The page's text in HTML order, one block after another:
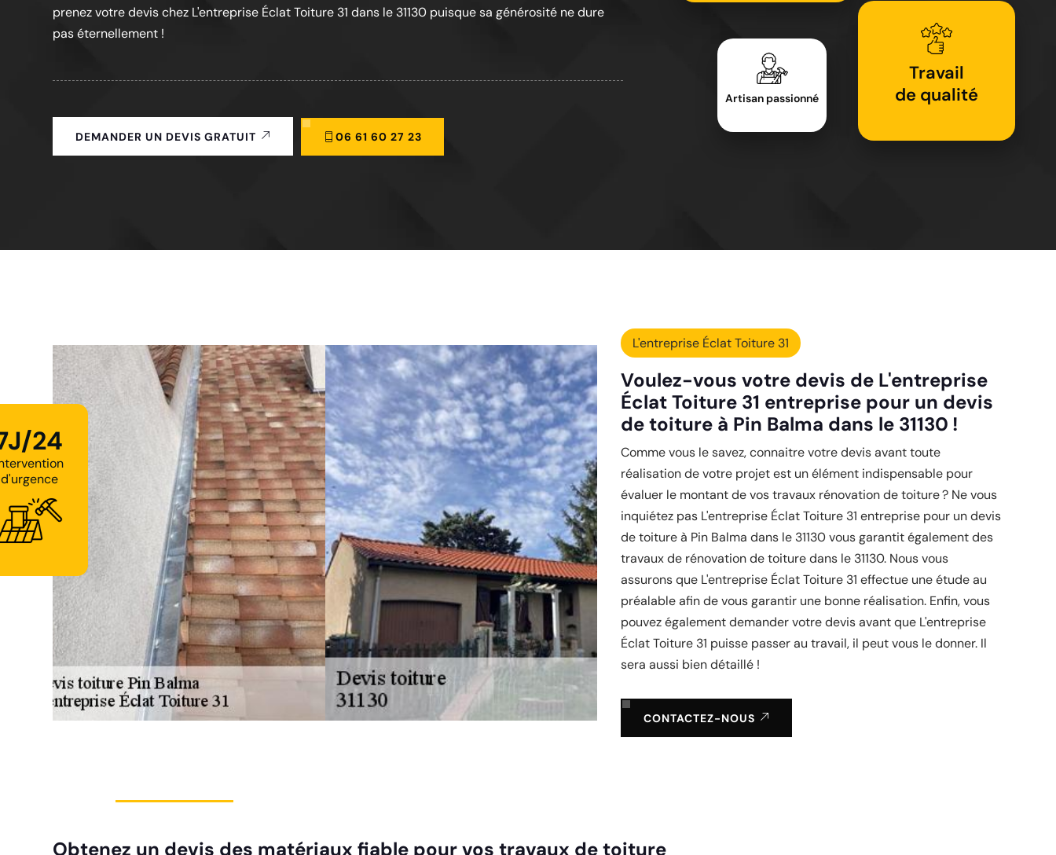
prenez votre devis chez L'entreprise Éclat Toiture 31 dans le 31130 puisque sa générosité ne dure
pas éternellement !
Artisan passionné
Travail
de qualité
DEMANDER UN DEVIS GRATUIT 06 61 60 27 23
24
d'urgence
L'entreprise Éclat Toiture 31
Voulez-vous votre devis de L'entreprise
Éclat Toiture 31 entreprise pour un devis
de toiture à Pin Balma dans le 31130 !
Comme vous le savez, connaitre votre devis avant toute
réalisation de votre projet est un élément indispensable pour
évaluer le montant de vos travaux rénovation de toiture ? Ne vous
inquiétez pas L'entreprise Éclat Toiture 31 entreprise pour un devis
de toiture à Pin Balma dans le 31130 vous garantit également des
travaux de rénovation de toiture dans le 31130. Nous vous
assurons que L'entreprise Éclat Toiture 31 effectue une étude au
préalable afin de vous garantir une bonne réalisation. Enfin, vous
pouvez également demander votre devis avant que L'entreprise
Éclat Toiture 31 puisse passer au travail, il peut vous le donner. Il
sera aussi bien détaillé !
CONTACTEZ-NOUS
Obtenez un devis des matériaux fiable pour vos travaux de toiture